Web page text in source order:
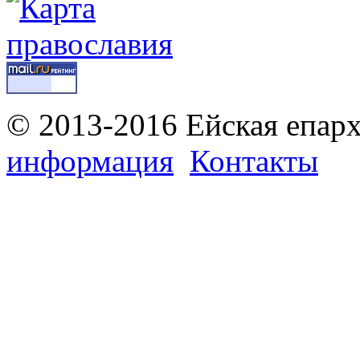
© 2013-2016 Ейская
информация Контакты